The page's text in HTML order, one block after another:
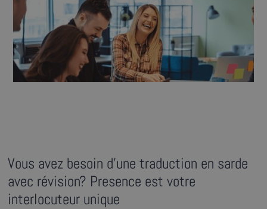
Vous avez besoin d’une traduction en sarde
avec révision? Presence est votre
interlocuteur unique